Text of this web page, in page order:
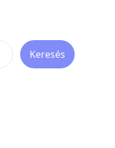
Keresés